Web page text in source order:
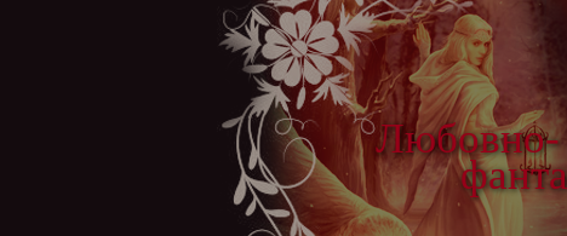
Любовно-